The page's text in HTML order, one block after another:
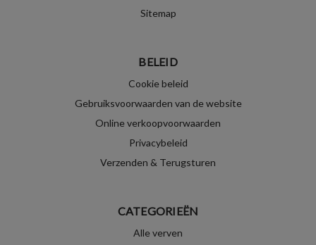
Sitemap
BELEID
Cookie beleid
Gebruiksvoorwaarden van de website
Online verkoopvoorwaarden
Privacybeleid
Verzenden & Terugsturen
CATEGORIEËN
Alle verven